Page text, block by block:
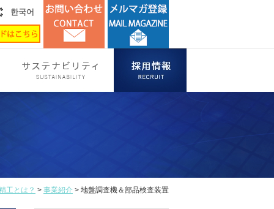
한국어
工とは？ > 事業紹介 > 地盤調査機＆部品検査装置